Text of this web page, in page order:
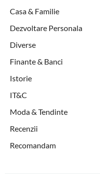
Casa & Familie
Dezvoltare Personala
Diverse
Finante & Banci
Istorie
IT&C
Moda & Tendinte
Recenzii
Recomandam